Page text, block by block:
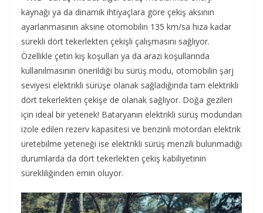
kaynağı ya da dinamik ihtiyaçlara göre çekiş aksının
ayarlanmasının aksine otomobilin 135 km/sa hıza kadar
sürekli dört tekerlekten çekişli çalışmasını sağlıyor.
Özellikle çetin kış koşulları ya da arazi koşullarında
kullanılmasının önerildiği bu sürüş modu, otomobilin şarj
seviyesi elektrikli sürüşe olanak sağladığında tam elektrikli
dört tekerlekten çekişe de olanak sağlıyor. Doğa gezileri
için ideal bir yetenek! Bataryanın elektrikli sürüş modundan
izole edilen rezerv kapasitesi ve benzinli motordan elektrik
üretebilme yeteneği ise elektrikli sürüş menzili bulunmadığı
durumlarda da dört tekerlekten çekiş kabiliyetinin
sürekliliğinden emin oluyor.